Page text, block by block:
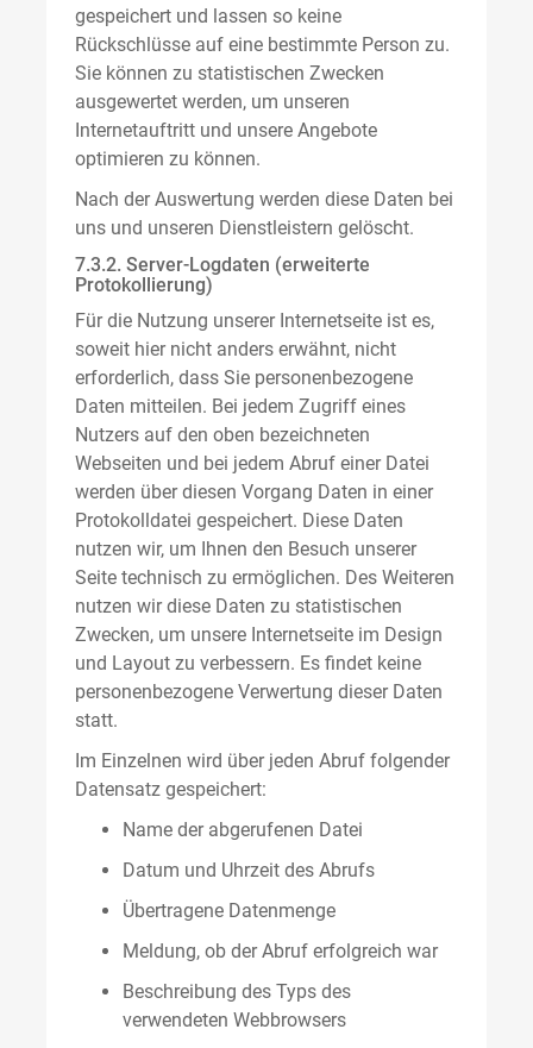
gespeichert und lassen so keine
Rückschlüsse auf eine bestimmte Person zu.
Sie können zu statistischen Zwecken
ausgewertet werden, um unseren
Internetauftritt und unsere Angebote
optimieren zu können.
Nach der Auswertung werden diese Daten bei
uns und unseren Dienstleistern gelöscht.
7.3.2. Server-Logdaten (erweiterte
Protokollierung)
Für die Nutzung unserer Internetseite ist es,
soweit hier nicht anders erwähnt, nicht
erforderlich, dass Sie personenbezogene
Daten mitteilen. Bei jedem Zugriff eines
Nutzers auf den oben bezeichneten
Webseiten und bei jedem Abruf einer Datei
werden über diesen Vorgang Daten in einer
Protokolldatei gespeichert. Diese Daten
nutzen wir, um Ihnen den Besuch unserer
Seite technisch zu ermöglichen. Des Weiteren
nutzen wir diese Daten zu statistischen
Zwecken, um unsere Internetseite im Design
und Layout zu verbessern. Es findet keine
personenbezogene Verwertung dieser Daten
statt.
Im Einzelnen wird über jeden Abruf folgender
Datensatz gespeichert:
Name der abgerufenen Datei
Datum und Uhrzeit des Abrufs
Übertragene Datenmenge
Meldung, ob der Abruf erfolgreich war
Beschreibung des Typs des
verwendeten Webbrowsers